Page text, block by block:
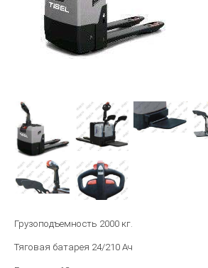
Грузоподъемность 2000 кг.
Тяговая батарея 24/210 Ач